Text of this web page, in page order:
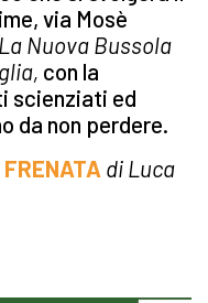
via Mosè
La Nuova Bussola
con la
scienziati ed
da non perdere.
di Luca